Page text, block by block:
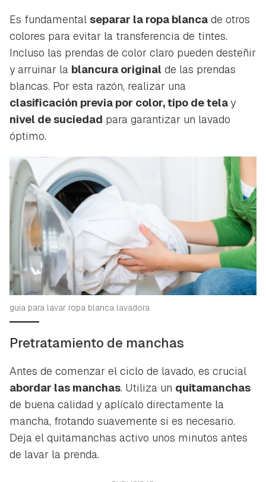
Es fundamental separar la ropa blanca de otros
colores para evitar la transferencia de tintes.
Incluso las prendas de color claro pueden desteñir
y arruinar la blancura original de las prendas
blancas. Por esta razón, realizar una
clasificación previa por color, tipo de telay
nivel de suciedad para garantizar un lavado
óptimo.
guia para lavar ropa blanca lavadora
Pretratamiento de manchas
Antes de comenzar el ciclo de lavado, es crucial
abordar las manchas. Utiliza un quitamanchas
de buena calidad y aplícalo directamente la
mancha, frotando suavemente si es necesario.
Deja el quitamanchas activo unos minutos antes
de lavar la prenda.